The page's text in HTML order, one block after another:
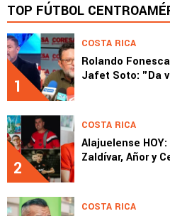
TOP FÚTBOL
1
COSTA RICA
Rolando
Jafet Soto: "Da
2
COSTA RICA
Alajuelense
Zaldívar, Añor y
COSTA RICA